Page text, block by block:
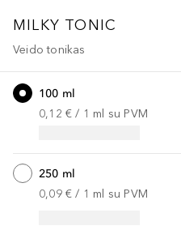
MILKY TONIC
Veido tonikas
100 ml
0,12 € / 1 ml su PVM
250 ml
0,09 € / 1 ml su PVM